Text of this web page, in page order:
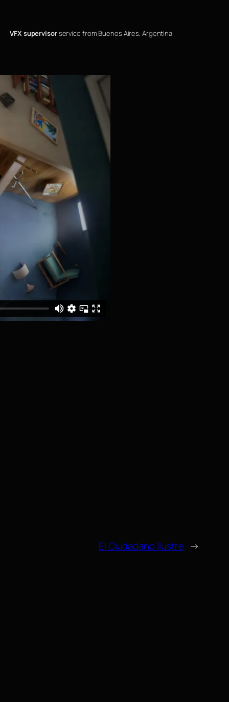
VFX supervisorservice from Buenos Aires, Argentina.
El Ciudadano Ilustre →